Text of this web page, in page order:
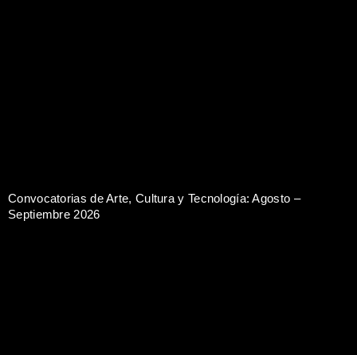
Convocatorias de Arte, Cultura y Tecnología: Agosto –
Septiembre 2026